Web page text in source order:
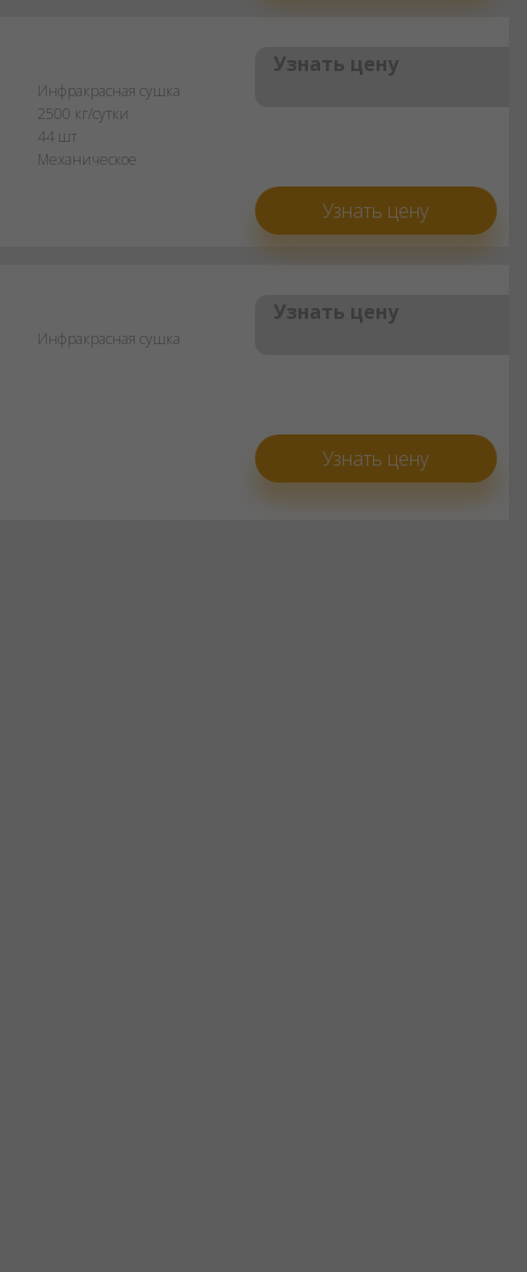
Инфракрасная сушка
2500 кг/сутки
44 шт
Механическое
Узнать цену
Узнать цену
Инфракрасная сушка
Узнать цену
Узнать цену